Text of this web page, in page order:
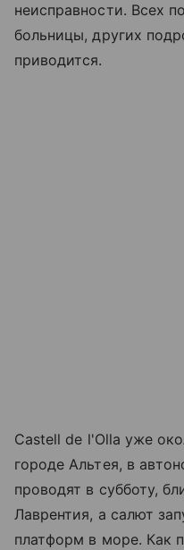
неисправности. Всех
больницы, других
приводится.
Castell de l'Olla уже
городе Альтея, в
проводят в субботу,
Лаврентия, а салют
платформ в море. Как